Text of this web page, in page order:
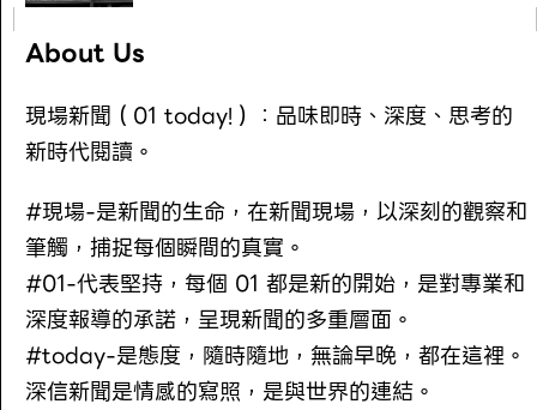
About Us
現場新聞（01 today!）：品味即時、深度、思考的
新時代閱讀。
#現場-是新聞的生命，在新聞現場，以深刻的觀察和
筆觸，捕捉每個瞬間的真實。
#01-代表堅持，每個 01 都是新的開始，是對專業和
深度報導的承諾，呈現新聞的多重層面。
#today-是態度，隨時隨地，無論早晚，都在這裡。
深信新聞是情感的寫照，是與世界的連結。